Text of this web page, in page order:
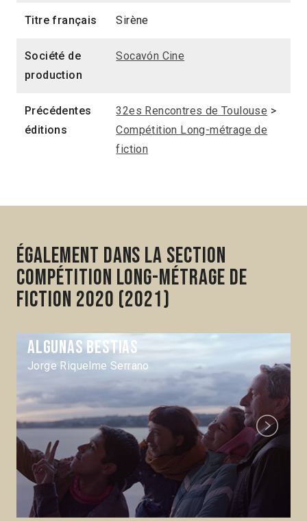
Titre français Sirène
Société de
production
Socavón Cine
Précédentes
éditions
32es Rencontres de Toulouse >
Compétition Long-métrage de
fiction
Également dans la section
Compétition Long-métrage de
fiction 2020 (2021)
Algunas bestias
Jorge Riquelme Serrano
Next